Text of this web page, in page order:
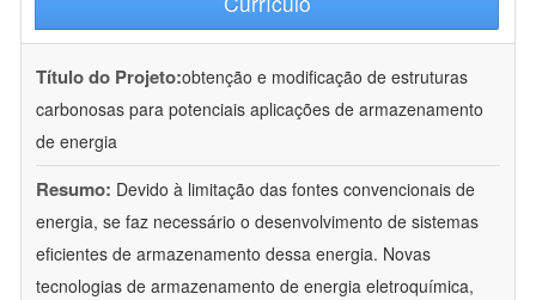
Título do Projeto:obtenção e modificação de estruturas
carbonosas para potenciais aplicações de armazenamento
de energia
Resumo: Devido à limitação das fontes convencionais de
energia, se faz necessário o desenvolvimento de sistemas
eficientes de armazenamento dessa energia. Novas
tecnologias de armazenamento de energia eletroquímica,